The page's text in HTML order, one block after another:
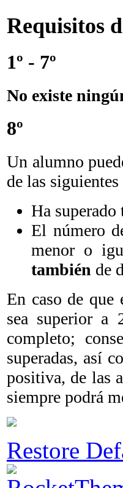
Requisitos
1º - 7º
No existe
8º
Un alumno
de las
Ha superado
El número
menor o
también de
En caso de que
sea superior a
completo;
superadas, así
positiva, de las
siempre podrá
Restore